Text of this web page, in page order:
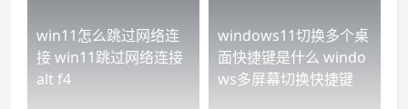
win11怎么跳过网络连
接 win11跳过网络连接
alt f4
windows11切换多个桌
面快捷键是什么 windo
ws多屏幕切换快捷键